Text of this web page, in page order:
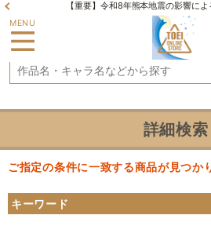
【重要】令和8年熊本地震の影響に
MENU
詳細検索
ご指定の条件に一致する商品が見つか
キーワード